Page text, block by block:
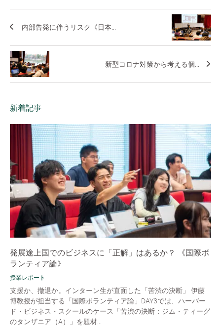
内部告発に伴うリスク《日本...
新型コロナ対策から考える個...
新着記事
発展途上国でのビジネスに「正解」はあるか？ 《国際ボ
ランティア論》
授業レポート
支援か、撤退か。インターン生が直面した「苦渋の決断」 伊藤
博教授が担当する「国際ボランティア論」DAY3では、ハーバー
ド・ビジネス・スクールのケース「苦渋の決断：ジム・ティーグ
のタンザニア（A）」を題材...